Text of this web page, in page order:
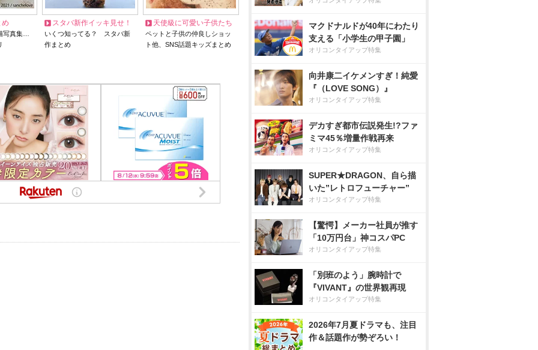
め
写真集…
スタバ新作イッキ見せ！
いくつ知ってる？ スタバ新
作まとめ
天使級に可愛い子供たち
ペットと子供の仲良しショッ
ト他、SNS話題キッズまとめ
マクドナルドが40年にわたり
支える「小学生の甲子園」
オリコンタイアップ特集
向井康二イケメンすぎ！純愛
『（LOVE SONG）』
オリコンタイアップ特集
デカすぎ都市伝説発生!?ファ
ミマ45％増量作戦再来
オリコンタイアップ特集
SUPER★DRAGON、自ら描
いた”レトロフューチャー”
オリコンタイアップ特集
【驚愕】メーカー社員が推す
「10万円台」神コスパPC
オリコンタイアップ特集
「別班のよう」腕時計で
『VIVANT』の世界観再現
オリコンタイアップ特集
2026年7月夏ドラマも、注目
作＆話題作が勢ぞろい！